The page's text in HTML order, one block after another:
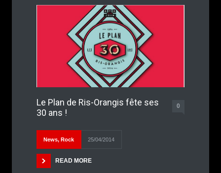
Le Plan de Ris-Orangis fête ses
30 ans !
0
News, Rock 25/04/2014
READ MORE